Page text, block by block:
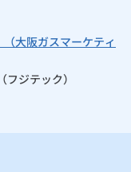
大阪ガスマーケティ
ジテック）